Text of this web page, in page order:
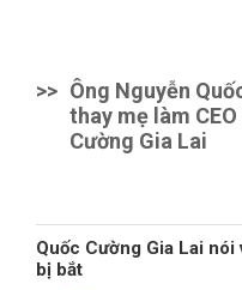
>> Ông Nguyễn
thay mẹ làm
Cường Gia Lai
Quốc Cường Gia Lai
bị bắt